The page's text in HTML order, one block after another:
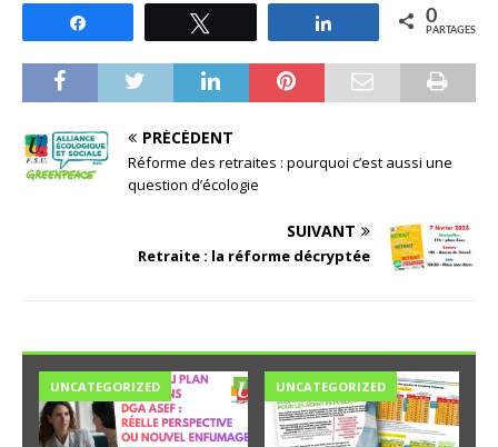
Partagez 0
PARTAGES
PRÉCÉDENT
Réforme des retraites : pourquoi c’est aussi une
question d’écologie
SUIVANT
Retraite : la réforme décryptée
UNCATEGORIZED UNCATEGORIZED